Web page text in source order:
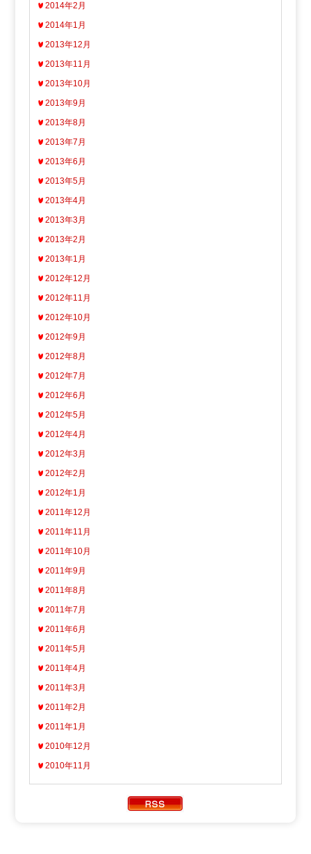
2014年2月
2014年1月
2013年12月
2013年11月
2013年10月
2013年9月
2013年8月
2013年7月
2013年6月
2013年5月
2013年4月
2013年3月
2013年2月
2013年1月
2012年12月
2012年11月
2012年10月
2012年9月
2012年8月
2012年7月
2012年6月
2012年5月
2012年4月
2012年3月
2012年2月
2012年1月
2011年12月
2011年11月
2011年10月
2011年9月
2011年8月
2011年7月
2011年6月
2011年5月
2011年4月
2011年3月
2011年2月
2011年1月
2010年12月
2010年11月